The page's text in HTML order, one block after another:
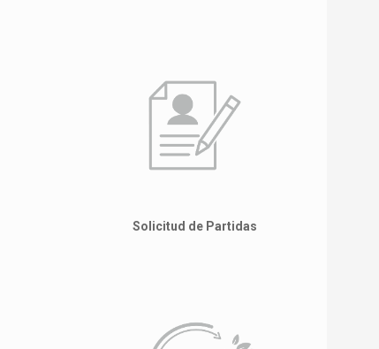
Solicitud de Partidas